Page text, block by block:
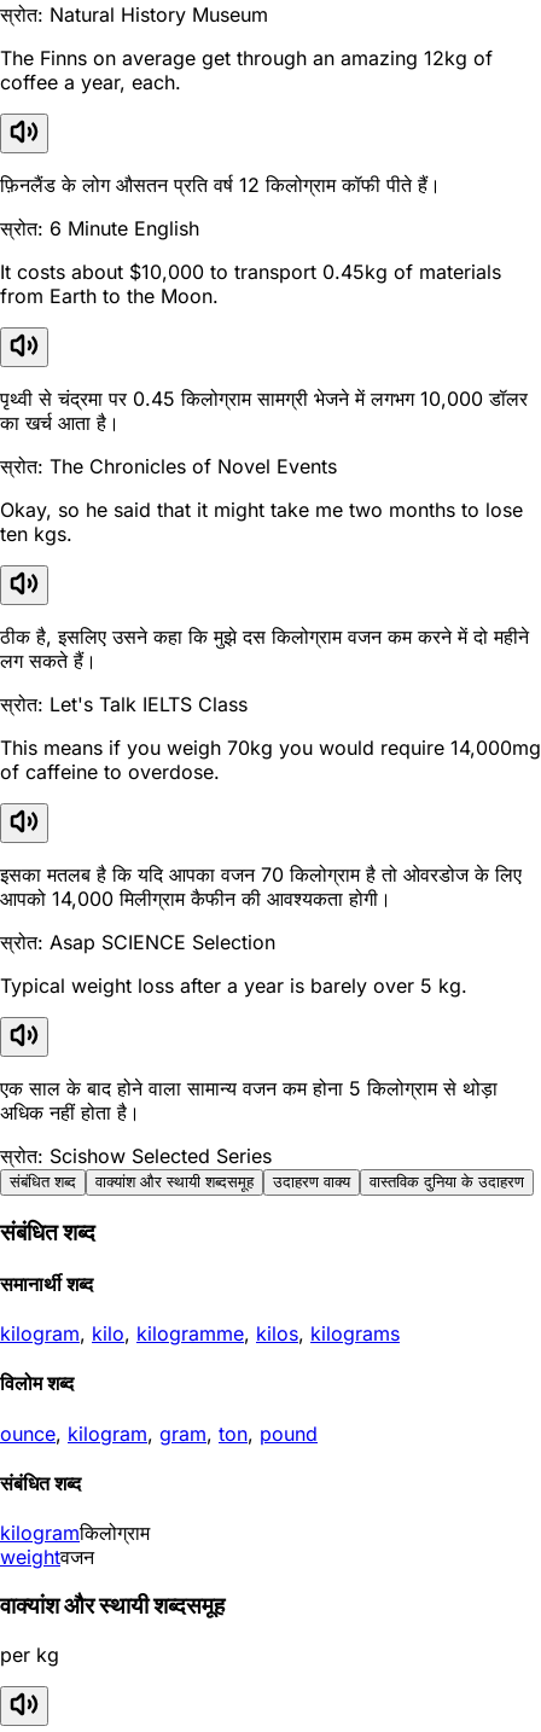
स्रोत: Natural History Museum
The Finns on average get through an amazing 12kg of
coffee a year, each.
फ़िनलैंड के लोग औसतन प्रति वर्ष 12 किलोग्राम कॉफी पीते हैं।
स्रोत: 6 Minute English
It costs about $10,000 to transport 0.45kg of materials
from Earth to the Moon.
पृथ्वी से चंद्रमा पर 0.45 किलोग्राम सामग्री भेजने में लगभग 10,000 डॉलर
का खर्च आता है।
स्रोत: The Chronicles of Novel Events
Okay, so he said that it might take me two months to lose
ten kgs.
ठीक है, इसलिए उसने कहा कि मुझे दस किलोग्राम वजन कम करने में दो महीने
लग सकते हैं।
स्रोत: Let's Talk IELTS Class
This means if you weigh 70kg you would require 14,000mg
of caffeine to overdose.
इसका मतलब है कि यदि आपका वजन 70 किलोग्राम है तो ओवरडोज के लिए
आपको 14,000 मिलीग्राम कैफीन की आवश्यकता होगी।
स्रोत: Asap SCIENCE Selection
Typical weight loss after a year is barely over 5 kg.
एक साल के बाद होने वाला सामान्य वजन कम होना 5 किलोग्राम से थोड़ा
अधिक नहीं होता है।
स्रोत: Scishow Selected Series
संबंधित शब्द वाक्यांश और स्थायी शब्दसमूह उदाहरण वाक्य वास्तविक दुनिया के उदाहरण
संबंधित शब्द
समानार्थी शब्द
kilogram, kilo, kilogramme, kilos, kilograms
विलोम शब्द
ounce, kilogram, gram, ton, pound
संबंधित शब्द
kilogramकिलोग्राम
weightवजन
वाक्यांश और स्थायी शब्दसमूह
per kg